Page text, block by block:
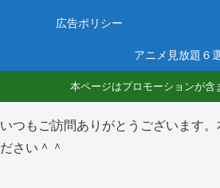
広告ポリシー
アニメ見放題６
本ページはプロモーションが含
いつもご訪問ありがとうございます。
ださい＾＾